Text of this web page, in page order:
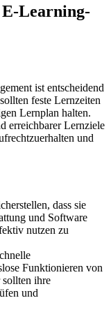
Learning-
ist entscheidend
feste Lernzeiten
Lernplan halten.
erreichbarer Lernziele
und
dass sie
und Software
nutzen zu
Funktionieren von
ihre
und